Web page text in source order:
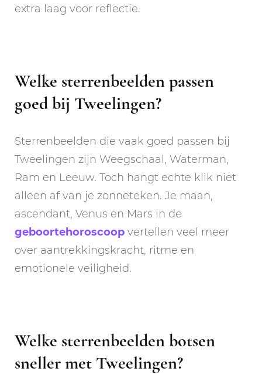
extra laag voor reflectie.
Welke sterrenbeelden passen
goed bij Tweelingen?
Sterrenbeelden die vaak goed passen bij
Tweelingen zijn Weegschaal, Waterman,
Ram en Leeuw. Toch hangt echte klik niet
alleen af van je zonneteken. Je maan,
ascendant, Venus en Mars in de
geboortehoroscoop vertellen veel meer
over aantrekkingskracht, ritme en
emotionele veiligheid.
Welke sterrenbeelden botsen
sneller met Tweelingen?